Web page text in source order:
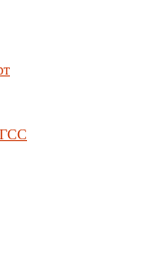
ГСС